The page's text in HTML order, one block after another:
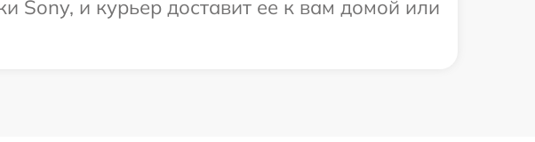
Sony, и курьер доставит ее к вам домой или